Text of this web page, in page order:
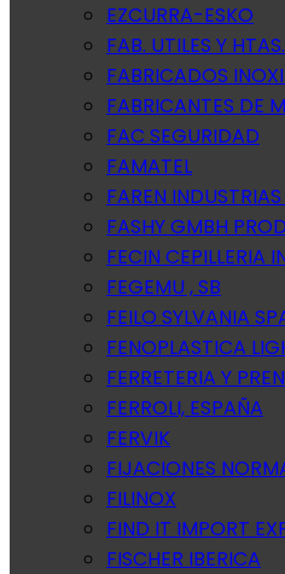
EZCURRA-ESKO
FAB. UTILES Y
FABRICADOS
FABRICANTES DE
FAC SEGURIDAD
FAMATEL
FAREN
FASHY GMBH
FECIN CEPILLERIA
FEGEMU , SB
FEILO SYLVANIA
FENOPLASTICA
FERRETERIA Y
FERROLI, ESPAÑA
FERVIK
FIJACIONES
FILINOX
FIND IT IMPORT
FISCHER IBERICA